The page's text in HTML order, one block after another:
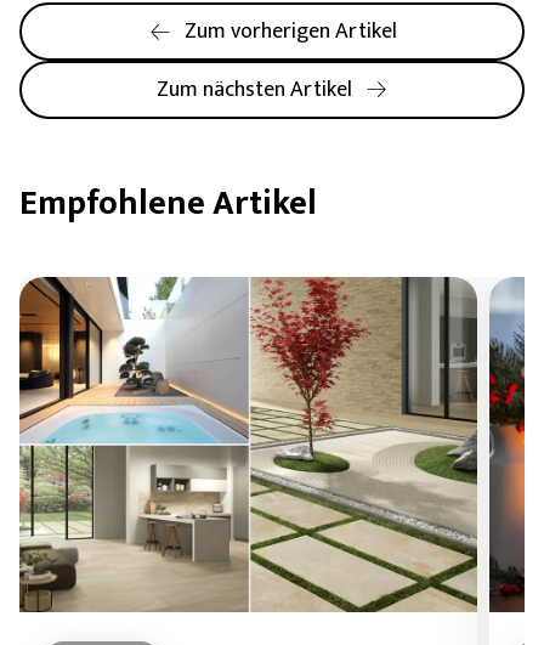
Zum vorherigen Artikel
Zum nächsten Artikel
Empfohlene Artikel